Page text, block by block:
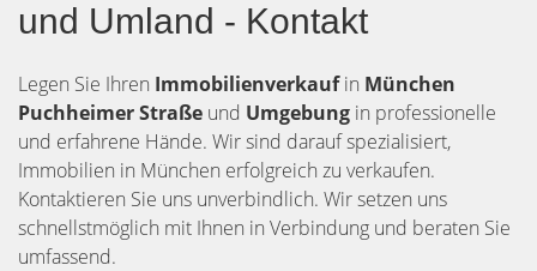
und Umland - Kontakt
Legen Sie Ihren Immobilienverkaufin München
Puchheimer Straße und Umgebung in professionelle
und erfahrene Hände. Wir sind darauf spezialisiert,
Immobilien in München erfolgreich zu verkaufen.
Kontaktieren Sie uns unverbindlich. Wir setzen uns
schnellstmöglich mit Ihnen in Verbindung und beraten Sie
umfassend.